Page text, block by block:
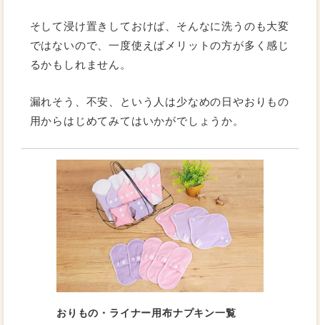
そして浸け置きしておけば、そんなに洗うのも大変
ではないので、一度使えばメリットの方が多く感じ
るかもしれません。
漏れそう、不安、という人は少なめの日やおりもの
用からはじめてみてはいかがでしょうか。
おりもの・ライナー用布ナプキン一覧